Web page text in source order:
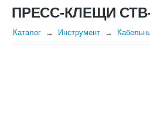
ПРЕСС-КЛЕЩИ
Каталог Инструмент